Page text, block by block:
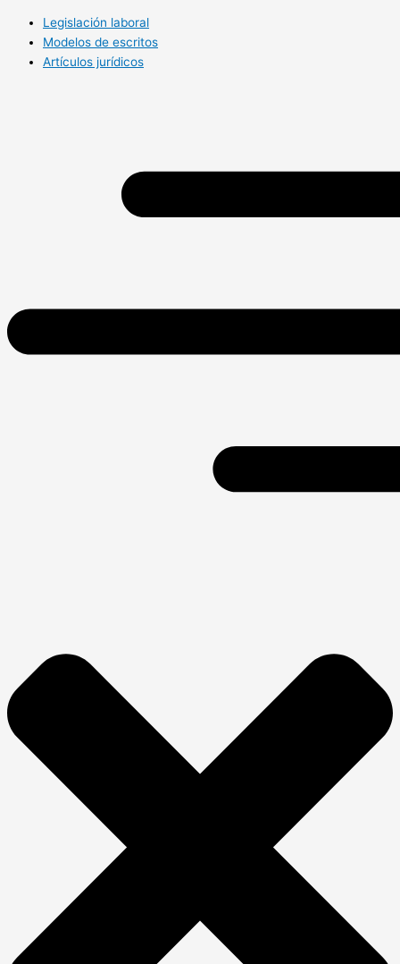
Legislación laboral
Modelos de escritos
Artículos jurídicos